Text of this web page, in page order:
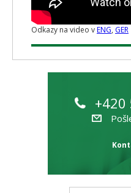
Odkazy na video vENG, GER
+420